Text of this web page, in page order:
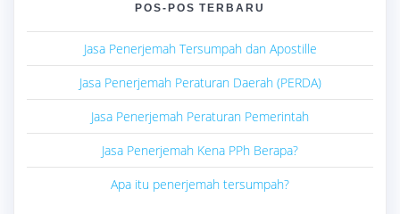
POS-POS TERBARU
Jasa Penerjemah Tersumpah dan Apostille
Jasa Penerjemah Peraturan Daerah (PERDA)
Jasa Penerjemah Peraturan Pemerintah
Jasa Penerjemah Kena PPh Berapa?
Apa itu penerjemah tersumpah?